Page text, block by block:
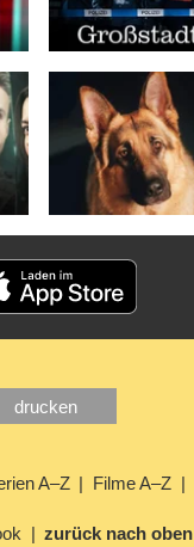
drucken
A–Z Filme A–Z
zurück nach oben